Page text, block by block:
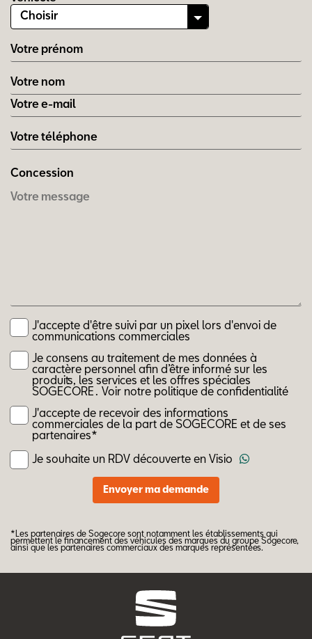
Choisir
Concession
J'accepte d'être suivi par un pixel lors d'envoi de
communications commerciales
Je consens au traitement de mes données à
caractère personnel afin d’être informé sur les
produits, les services et les offres spéciales
SOGECORE . Voir notre politique de confidentialité
J'accepte de recevoir des informations
commerciales de la part de SOGECORE et de ses
partenaires*
Je souhaite un RDV découverte en Visio
*Les partenaires de Sogecore sont notamment les établissements qui
permettent le financement des véhicules des marques du groupe Sogecore,
ainsi que les partenaires commerciaux des marques représentées.